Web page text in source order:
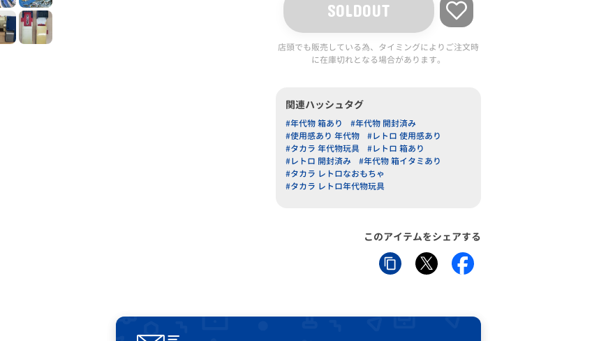
SOLDOUT
店頭でも販売している為、タイミングによりご注文時
に在庫切れとなる場合があります。
関連ハッシュタグ
#年代物 箱あり
#年代物 開封済み
#使用感あり 年代物
#レトロ 使用感あり
#タカラ 年代物玩具
#レトロ 箱あり
#レトロ 開封済み
#年代物 箱イタミあり
#タカラ レトロなおもちゃ
#タカラ レトロ年代物玩具
このアイテムをシェアする